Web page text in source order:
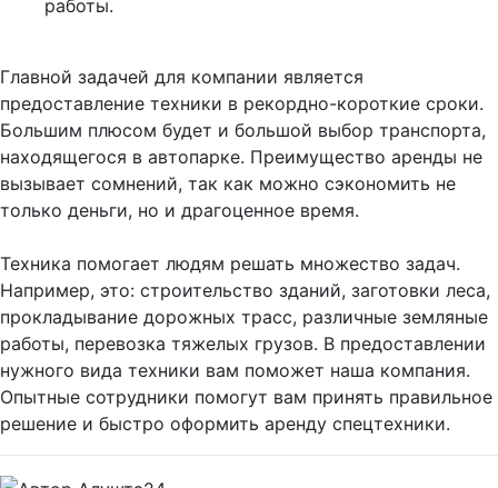
работы.
Главной задачей для компании является
предоставление техники в рекордно-короткие сроки.
Большим плюсом будет и большой выбор транспорта,
находящегося в автопарке. Преимущество аренды не
вызывает сомнений, так как можно сэкономить не
только деньги, но и драгоценное время.
Техника помогает людям решать множество задач.
Например, это: строительство зданий, заготовки леса,
прокладывание дорожных трасс, различные земляные
работы, перевозка тяжелых грузов. В предоставлении
нужного вида техники вам поможет наша компания.
Опытные сотрудники помогут вам принять правильное
решение и быстро оформить аренду спецтехники.